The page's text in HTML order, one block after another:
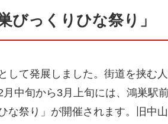
びっくりひな祭り」
して発展しました。街道を挟む
中旬から3月上旬には、鴻巣駅
な祭り」が開催されます。旧中